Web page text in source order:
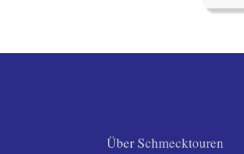
Über Schmecktouren